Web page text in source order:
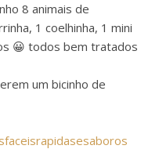
8 animais de
1 coelhinha, 1 mini
😀 todos bem tratados
um bicinho de